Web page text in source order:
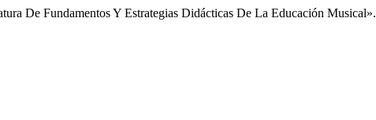
De Fundamentos Y Estrategias Didácticas De La Educación Musical».